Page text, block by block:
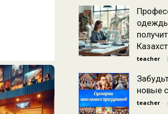
одежды
teacher -
новые
teacher -